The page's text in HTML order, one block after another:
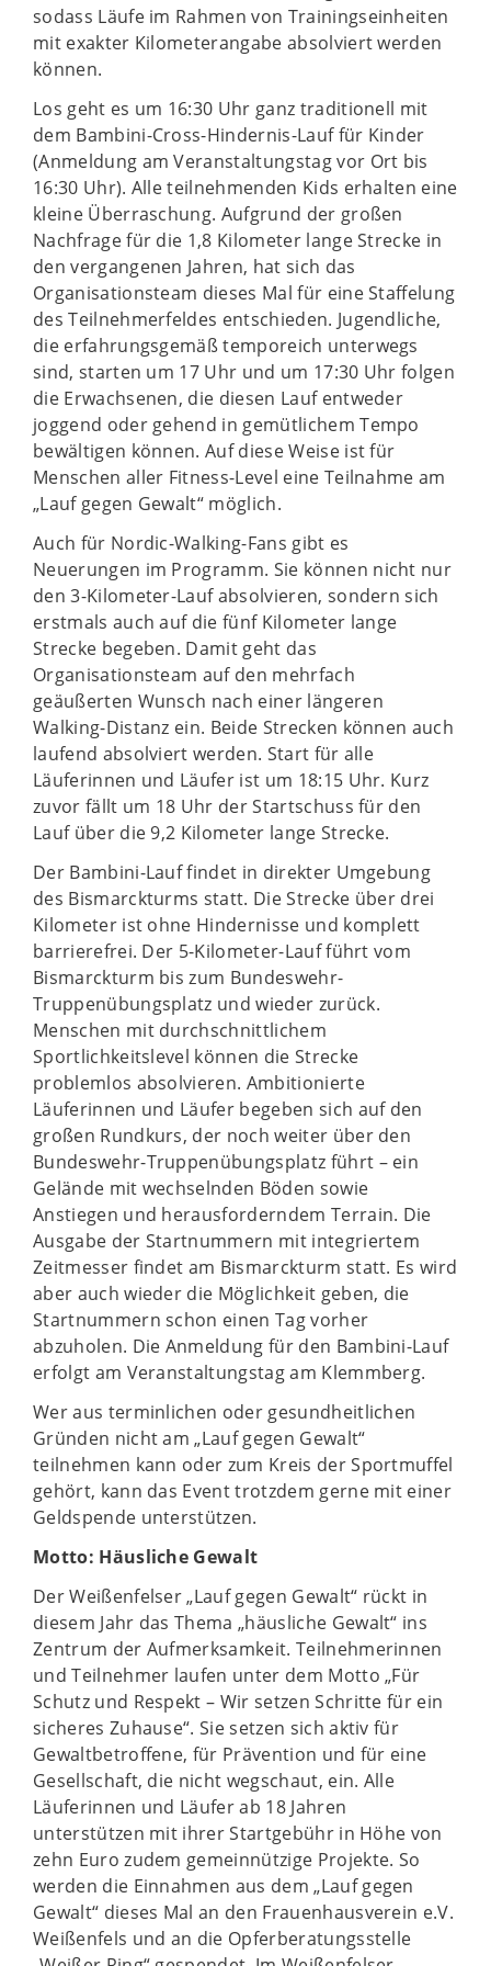
sodass Läufe im Rahmen von Trainingseinheiten
mit exakter Kilometerangabe absolviert werden
können.
Los geht es um 16:30 Uhr ganz traditionell mit
dem Bambini-Cross-Hindernis-Lauf für Kinder
(Anmeldung am Veranstaltungstag vor Ort bis
16:30 Uhr). Alle teilnehmenden Kids erhalten eine
kleine Überraschung. Aufgrund der großen
Nachfrage für die 1,8 Kilometer lange Strecke in
den vergangenen Jahren, hat sich das
Organisationsteam dieses Mal für eine Staffelung
des Teilnehmerfeldes entschieden. Jugendliche,
die erfahrungsgemäß temporeich unterwegs
sind, starten um 17 Uhr und um 17:30 Uhr folgen
die Erwachsenen, die diesen Lauf entweder
joggend oder gehend in gemütlichem Tempo
bewältigen können. Auf diese Weise ist für
Menschen aller Fitness-Level eine Teilnahme am
„Lauf gegen Gewalt“ möglich.
Auch für Nordic-Walking-Fans gibt es
Neuerungen im Programm. Sie können nicht nur
den 3-Kilometer-Lauf absolvieren, sondern sich
erstmals auch auf die fünf Kilometer lange
Strecke begeben. Damit geht das
Organisationsteam auf den mehrfach
geäußerten Wunsch nach einer längeren
Walking-Distanz ein. Beide Strecken können auch
laufend absolviert werden. Start für alle
Läuferinnen und Läufer ist um 18:15 Uhr. Kurz
zuvor fällt um 18 Uhr der Startschuss für den
Lauf über die 9,2 Kilometer lange Strecke.
Der Bambini-Lauf findet in direkter Umgebung
des Bismarckturms statt. Die Strecke über drei
Kilometer ist ohne Hindernisse und komplett
barrierefrei. Der 5-Kilometer-Lauf führt vom
Bismarckturm bis zum Bundeswehr-
Truppenübungsplatz und wieder zurück.
Menschen mit durchschnittlichem
Sportlichkeitslevel können die Strecke
problemlos absolvieren. Ambitionierte
Läuferinnen und Läufer begeben sich auf den
großen Rundkurs, der noch weiter über den
Bundeswehr-Truppenübungsplatz führt – ein
Gelände mit wechselnden Böden sowie
Anstiegen und herausforderndem Terrain. Die
Ausgabe der Startnummern mit integriertem
Zeitmesser findet am Bismarckturm statt. Es wird
aber auch wieder die Möglichkeit geben, die
Startnummern schon einen Tag vorher
abzuholen. Die Anmeldung für den Bambini-Lauf
erfolgt am Veranstaltungstag am Klemmberg.
Wer aus terminlichen oder gesundheitlichen
Gründen nicht am „Lauf gegen Gewalt“
teilnehmen kann oder zum Kreis der Sportmuffel
gehört, kann das Event trotzdem gerne mit einer
Geldspende unterstützen.
Motto: Häusliche Gewalt
Der Weißenfelser „Lauf gegen Gewalt“ rückt in
diesem Jahr das Thema „häusliche Gewalt“ ins
Zentrum der Aufmerksamkeit. Teilnehmerinnen
und Teilnehmer laufen unter dem Motto „Für
Schutz und Respekt – Wir setzen Schritte für ein
sicheres Zuhause“. Sie setzen sich aktiv für
Gewaltbetroffene, für Prävention und für eine
Gesellschaft, die nicht wegschaut, ein. Alle
Läuferinnen und Läufer ab 18 Jahren
unterstützen mit ihrer Startgebühr in Höhe von
zehn Euro zudem gemeinnützige Projekte. So
werden die Einnahmen aus dem „Lauf gegen
Gewalt“ dieses Mal an den Frauenhausverein e.V.
Weißenfels und an die Opferberatungsstelle